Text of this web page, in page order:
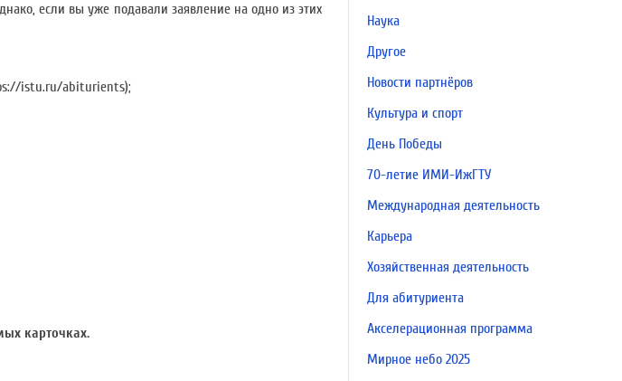
если вы уже подавали заявление на одно из этих
istu.ru/abiturients);
карточках.
Наука
Другое
Новости партнёров
Культура и спорт
День Победы
70-летие ИМИ-ИжГТУ
Международная деятельность
Карьера
Хозяйственная деятельность
Для абитуриента
Акселерационная программа
Мирное небо 2025